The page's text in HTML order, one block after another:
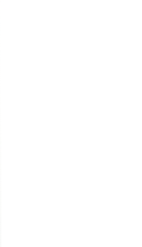
van
door
die
moet
van alle
door